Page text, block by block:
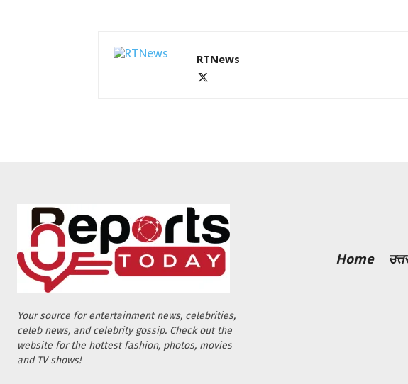
RTNews
Your source for entertainment news, celebrities,
celeb news, and celebrity gossip. Check out the
website for the hottest fashion, photos, movies
and TV shows!
Home